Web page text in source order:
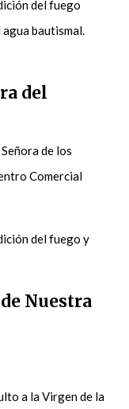
del fuego
bautismal.
del
de los
Comercial
del fuego y
Nuestra
a la Virgen de la